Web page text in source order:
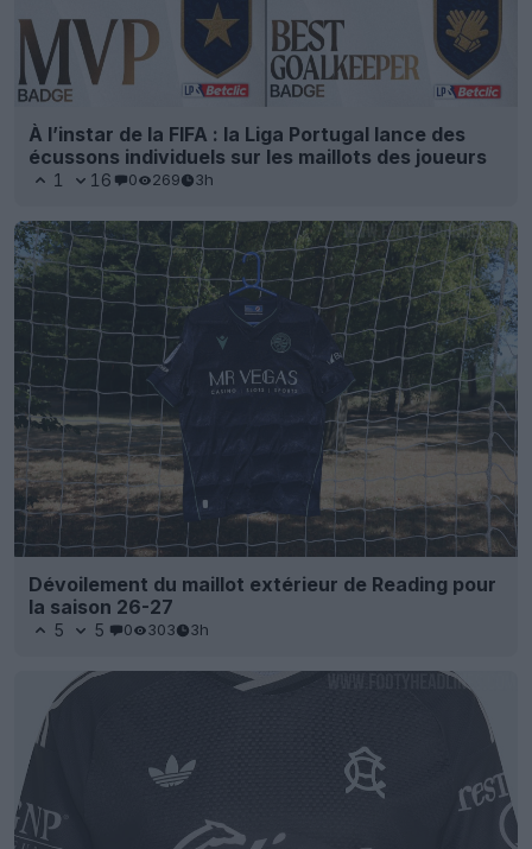
À l’instar de la FIFA : la Liga Portugal lance des
écussons individuels sur les maillots des joueurs
1 16 0 269 3h
Dévoilement du maillot extérieur de Reading pour
la saison 26-27
5 5 0 303 3h